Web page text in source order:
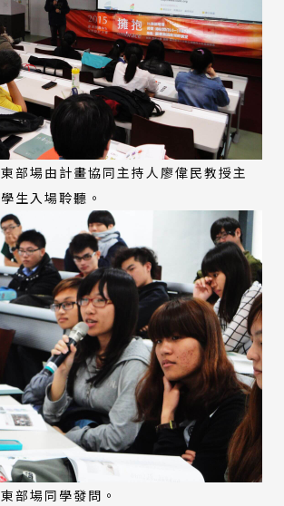
部場由計畫協同主持人廖偉民教授主
生入場聆聽。
部場同學發問。